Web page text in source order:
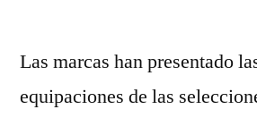
Las marcas han presentado
equipaciones de las